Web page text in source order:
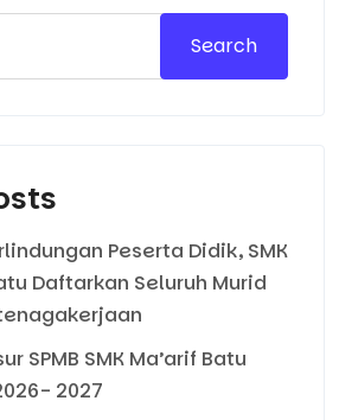
Search
Peserta Didik, SMK
Daftarkan Seluruh Murid
SPMB SMK Ma’arif Batu
2027